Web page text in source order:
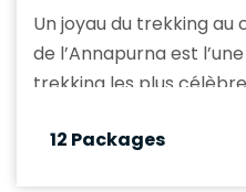
Un joyau du trekking
de l’Annapurna est
trekking les plus
majestueuses, des
12 Packages